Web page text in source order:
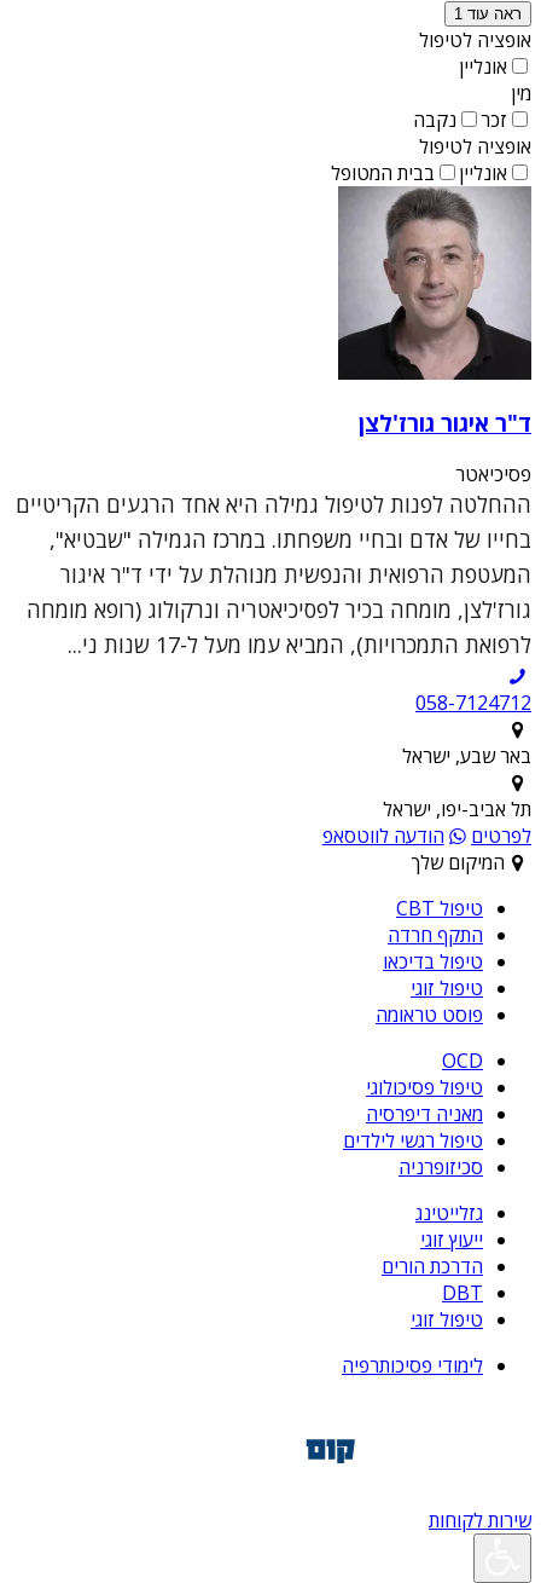
ראה עוד 1
אופציה לטיפול
אונליין
מין
זכר
נקבה
אופציה לטיפול
אונליין
בבית המטופל
ד"ר איגור גורז'לצן
פסיכיאטר
ההחלטה לפנות לטיפול גמילה היא אחד הרגעים הקריטיים
בחייו של אדם ובחיי משפחתו. במרכז הגמילה "שבטיא",
המעטפת הרפואית והנפשית מנוהלת על ידי ד"ר איגור
גורז'לצן, מומחה בכיר לפסיכיאטריה ונרקולוג (רופא מומחה
לרפואת התמכרויות), המביא עמו מעל ל-17 שנות ני...
058-7124712
באר שבע, ישראל
תל אביב-יפו, ישראל
לפרטים
הודעה לווטסאפ
המיקום שלך
טיפול CBT
התקף חרדה
טיפול בדיכאו
טיפול זוגי
פוסט טראומה
OCD
טיפול פסיכולוגי
מאניה דיפרסיה
טיפול רגשי לילדים
סכיזופרניה
גזלייטינג
ייעוץ זוגי
הדרכת הורים
DBT
טיפול זוגי
לימודי פסיכותרפיה
שירות לקוחות